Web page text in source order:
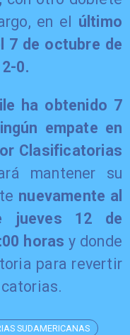
en el último
7 de octubre de
0.
ha obtenido 7
empate en
Clasificatorias
mantener su
nuevamente al
jueves 12 de
horasy donde
para revertir
SUDAMERICANAS